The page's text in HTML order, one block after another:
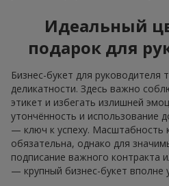
Идеальный
подарок для
Бизнес-букет для руководителя
деликатности. Здесь важно
этикет и избегать излишней
утончённость и использование
— ключ к успеху. Масштабность
обязательна, однако для
подписание важного контракта
— крупный бизнес-букет вполне